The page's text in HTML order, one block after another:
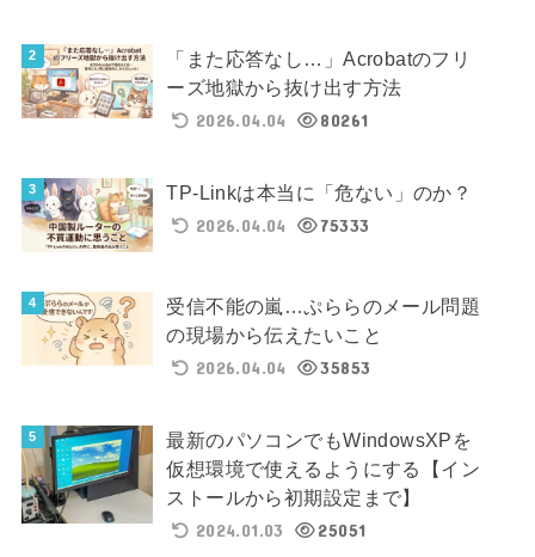
「また応答なし…」Acrobatのフリ
ーズ地獄から抜け出す方法
2026.04.04
80261
TP-Linkは本当に「危ない」のか？
2026.04.04
75333
受信不能の嵐…ぷららのメール問題
の現場から伝えたいこと
2026.04.04
35853
最新のパソコンでもWindowsXPを
仮想環境で使えるようにする【イン
ストールから初期設定まで】
2024.01.03
25051